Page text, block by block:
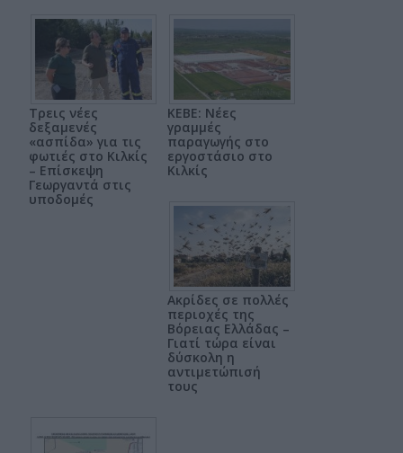
Τρεις νέες
δεξαμενές
«ασπίδα» για τις
φωτιές στο Κιλκίς
– Επίσκεψη
Γεωργαντά στις
υποδομές
ΚΕΒΕ: Νέες
γραμμές
παραγωγής στο
εργοστάσιο στο
Κιλκίς
Ακρίδες σε πολλές
περιοχές της
Βόρειας Ελλάδας –
Γιατί τώρα είναι
δύσκολη η
αντιμετώπισή
τους